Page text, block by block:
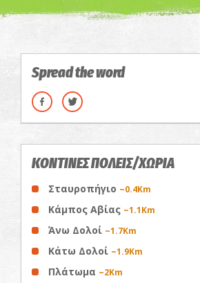
Spread the word
ΚΟΝΤΙΝΕΣ ΠΟΛΕΙΣ/ΧΩΡΙΑ
Σταυροπήγιο ~0.4Km
Κάμπος Αβίας ~1.1Km
Άνω Δολοί ~1.7Km
Κάτω Δολοί ~1.9Km
Πλάτωμα ~2Km